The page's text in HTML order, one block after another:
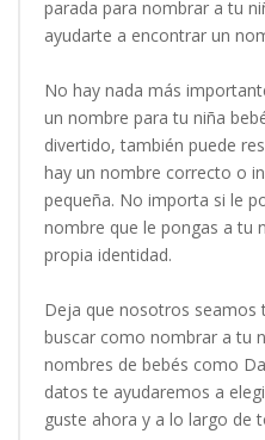
parada para nombrar a tu
ayudarte a encontrar un
No hay nada más
un nombre para tu niña
divertido, también puede
hay un nombre correcto o
pequeña. No importa si le
nombre que le pongas a tu
propia identidad.
Deja que nosotros seamos
buscar como nombrar a tu
nombres de bebés como
datos te ayudaremos a
guste ahora y a lo largo de